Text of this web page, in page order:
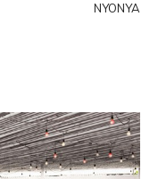
NYONYA